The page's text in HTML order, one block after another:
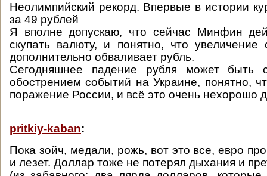
Неолимпийский рекорд. Впервые в истории
за 49 рублей
Я вполне допускаю, что сейчас Минфин
скупать валюту, и понятно, что
дополнительно обваливает рубль.
Сегодняшнее падение рубля может
обострением событий на Украине, понятно,
поражение России, и всё это очень нехорошо
pritkiy-kaban:
Пока зойч, медали, рожь, вот это все, евро
и лезет. Доллар тоже не потерял дыхания и